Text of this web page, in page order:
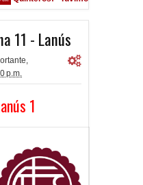
11 - Lanús
,
p.m.
1